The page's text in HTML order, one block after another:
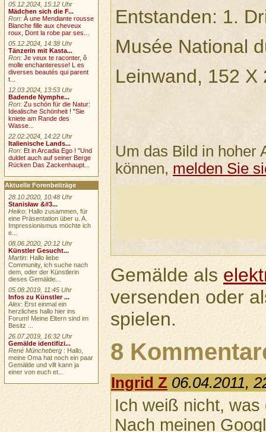
Entstanden: 1.
Musée National
Leinwand, 152 X
Um das Bild in hoher
können,melden Sie
Gemälde als
versenden oder
spielen.
8
Ingrid Z 06.04.2011,
Ich weiß nicht, was
Nach meinen
05.12.2024, 15:12 Uhr
Mädchen sich die F...
Ron:À une Mendiante rousse
Blanche fille aux cheveux
roux, Dont la robe par ses...
05.12.2024, 14:38 Uhr
Tänzerin mit Kasta...
Ron:Je veux te raconter, ô
molle enchanteresse! L es
diverses beautés qui parent
t...
12.03.2024, 13:53 Uhr
Badende Nymphe...
Ron:Zu schön für die Natur:
Idealische Schönheit ! "Sie
kniete am Rande des
Wasse...
22.02.2024, 14:22 Uhr
Italienische Lands...
Ron:Et in Arcadia Ego ! "Und
duldet auch auf seiner Berge
Rücken Das Zackenhaupt...
Aktuelle Forenbeiträge
28.10.2020, 10:48 Uhr
Stanisław &#3...
Heiko: Hallo zusammen, für
eine Präsentation über u. A.
Impressionismus möchte ich
e...
08.06.2020, 20:12 Uhr
Künstler Gesucht...
Martin: Hallo liebe
Community, ich suche nach
dem, oder der Künstlerin
dieses Gemälde...
05.08.2019, 11:45 Uhr
Infos zu Künstler ...
Alex: Erst einmal ein
herzliches hallo hier ins
Forum! Meine Eltern sind im
Besitz ...
26.07.2019, 16:32 Uhr
Gemälde identifizi...
René Müncheberg : Hallo,
meine Oma hat noch ein paar
Gemälde und vllt kann ja
einer von euch et...